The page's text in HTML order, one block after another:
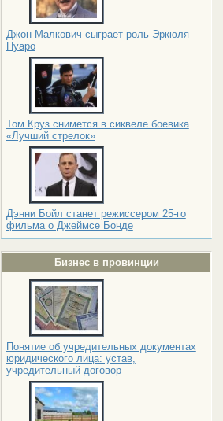
Джон Малкович сыграет роль Эркюля
Пуаро
Том Круз снимется в сиквеле боевика
«Лучший стрелок»
Дэнни Бойл станет режиссером 25-го
фильма о Джеймсе Бонде
Бизнес в провинции
Понятие об учредительных документах
юридического лица: устав,
учредительный договор